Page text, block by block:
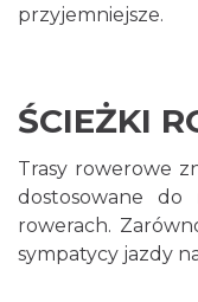
przyjemniejsze.
ŚCIEŻKI
Trasy rowerowe
dostosowane do
rowerach.
sympatycy jazdy